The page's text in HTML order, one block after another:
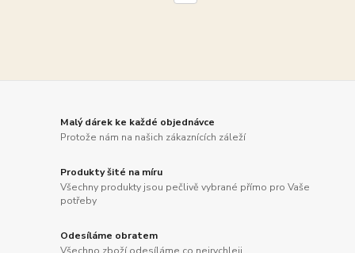
Malý dárek ke každé objednávce
Protože nám na našich zákaznících záleží
Produkty šité na míru
Všechny produkty jsou pečlivě vybrané přímo pro Vaše
potřeby
Odesíláme obratem